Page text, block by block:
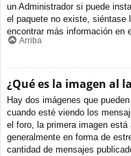
un Administrador si puede
el paquete no existe, siéntase
encontrar más información en
Arriba
¿Qué es la imagen al
Hay dos imágenes que
cuando esté viendo los
el foro, la primera imagen
generalmente en forma de
cantidad de mensajes